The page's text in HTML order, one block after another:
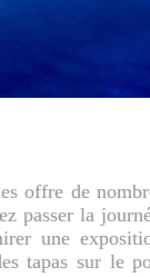
offre de
passer la
une
tapas sur le